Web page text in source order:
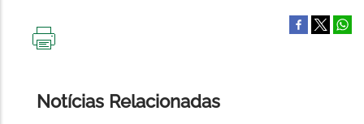
Notícias Relacionadas